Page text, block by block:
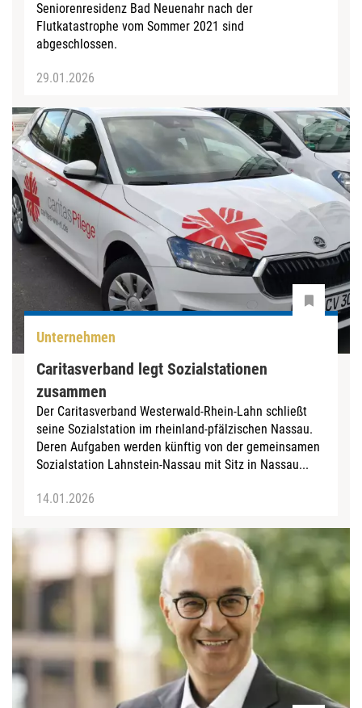
Seniorenresidenz Bad Neuenahr nach der
Flutkatastrophe vom Sommer 2021 sind
abgeschlossen.
29.01.2026
Unternehmen
Caritasverband legt Sozialstationen
zusammen
Der Caritasverband Westerwald-Rhein-Lahn schließt
seine Sozialstation im rheinland-pfälzischen Nassau.
Deren Aufgaben werden künftig von der gemeinsamen
Sozialstation Lahnstein-Nassau mit Sitz in Nassau...
14.01.2026